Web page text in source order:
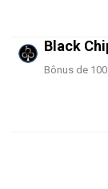
Black
Bônus de